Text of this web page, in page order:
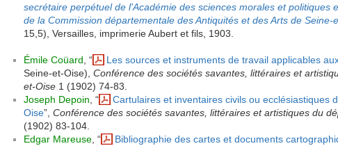
secrétaire perpétuel de l'Académie des sciences morales et politiques
de la Commission départementale des Antiquités et des Arts de Seine-
15,5), Versailles, imprimerie Aubert et fils, 1903.
Émile Coüard, “ Les sources et instruments de travail applicables
Seine-et-Oise), Conférence des sociétés savantes, littéraires et
et-Oise 1 (1902) 74-83.
Joseph Depoin, “
Cartulaires et inventaires civils ou ecclésiastiques
Oise”, Conférence des sociétés savantes, littéraires et artistiques du
(1902) 83-104.
Edgar Mareuse, “
Bibliographie des cartes et documents